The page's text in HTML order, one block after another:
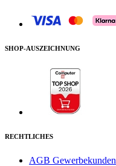
SHOP-AUSZEICHNUNG
RECHTLICHES
AGB Gewerbekunden